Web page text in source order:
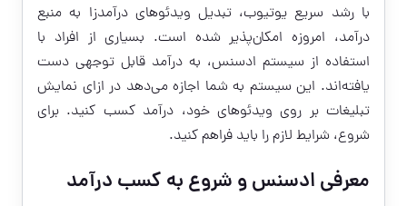
با رشد سریع یوتیوب، تبدیل ویدئوهای درآمدزا به منبع
درآمد، امروزه امکان‌پذیر شده است. بسیاری از افراد با
استفاده از سیستم ادسنس، به درآمد قابل توجهی دست
یافته‌اند. این سیستم به شما اجازه می‌دهد در ازای نمایش
تبلیغات بر روی ویدئوهای خود، درآمد کسب کنید. برای
شروع، شرایط لازم را باید فراهم کنید.
معرفی ادسنس و شروع به کسب درآمد